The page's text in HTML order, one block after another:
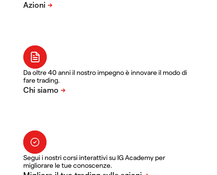
Da oltre 40 anni il nostro impegno è innovare il modo di
fare trading.
Segui i nostri corsi interattivi su IG Academy per
migliorare le tue conoscenze.